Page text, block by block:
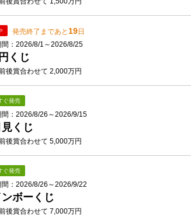
発売終了まであと 19日
間：2026/8/1～2026/8/25
くじ
後賞合わせて 2,000万円
ぐ発売
間：2026/8/26～2026/9/15
くじ
後賞合わせて 5,000万円
ぐ発売
間：2026/8/26～2026/9/22
ボーくじ
後賞合わせて 7,000万円